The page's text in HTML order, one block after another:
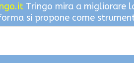
Tringo mira a migliorare
si propone come